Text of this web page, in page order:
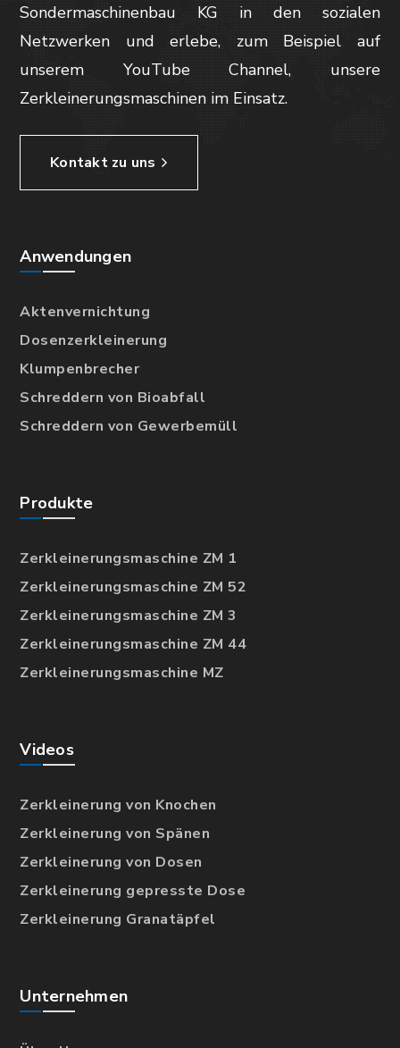
Sondermaschinenbau KG in den sozialen
Netzwerken und erlebe, zum Beispiel auf
unserem YouTube Channel, unsere
Zerkleinerungsmaschinen im Einsatz.
Kontakt zu uns
Anwendungen
Aktenvernichtung
Dosenzerkleinerung
Klumpenbrecher
Schreddern von Bioabfall
Schreddern von Gewerbemüll
Produkte
Zerkleinerungsmaschine ZM 1
Zerkleinerungsmaschine ZM 52
Zerkleinerungsmaschine ZM 3
Zerkleinerungsmaschine ZM 44
Zerkleinerungsmaschine MZ
Videos
Zerkleinerung von Knochen
Zerkleinerung von Spänen
Zerkleinerung von Dosen
Zerkleinerung gepresste Dose
Zerkleinerung Granatäpfel
Unternehmen